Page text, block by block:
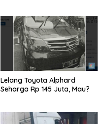
Lelang Toyota Alphard
Seharga Rp 145 Juta, Mau?